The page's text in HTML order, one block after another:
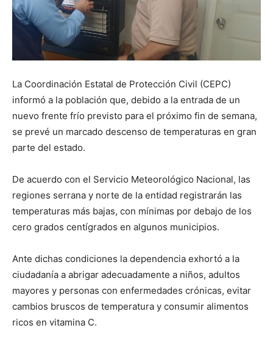
La Coordinación Estatal de Protección Civil (CEPC)
informó a la población que, debido a la entrada de un
nuevo frente frío previsto para el próximo fin de semana,
se prevé un marcado descenso de temperaturas en gran
parte del estado.
De acuerdo con el Servicio Meteorológico Nacional, las
regiones serrana y norte de la entidad registrarán las
temperaturas más bajas, con mínimas por debajo de los
cero grados centígrados en algunos municipios.
Ante dichas condiciones la dependencia exhortó a la
ciudadanía a abrigar adecuadamente a niños, adultos
mayores y personas con enfermedades crónicas, evitar
cambios bruscos de temperatura y consumir alimentos
ricos en vitamina C.